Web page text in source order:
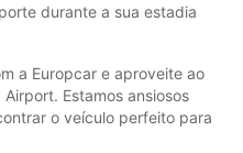
durante a sua estadia
a Europcar e aproveite ao
Estamos ansiosos
o veículo perfeito para